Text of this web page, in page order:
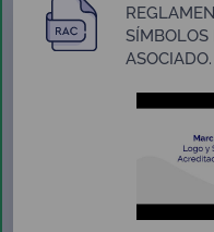
ASOCIADO.